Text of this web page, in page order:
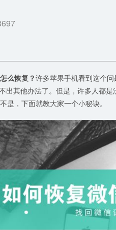
么恢复？许多苹果手机看到这个问
出其他办法了。但是，许多人都
是，下面就教大家一个小秘诀。